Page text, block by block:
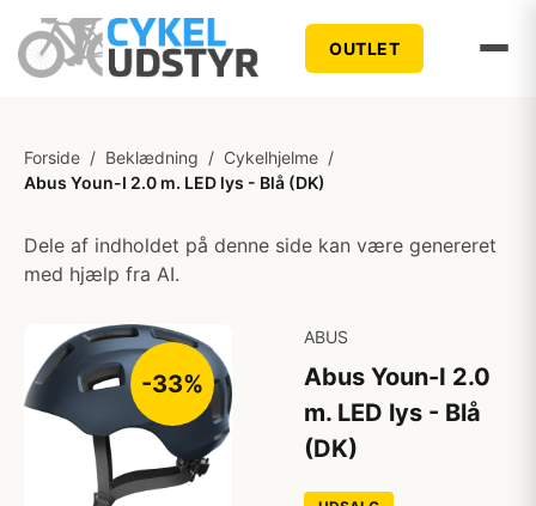
OUTLET
Forside / Beklædning / Cykelhjelme /
Abus Youn-I 2.0 m. LED lys - Blå (DK)
Dele af indholdet på denne side kan være genereret
med hjælp fra AI.
-33%
ABUS
Abus Youn-I 2.0
m. LED lys - Blå
(DK)